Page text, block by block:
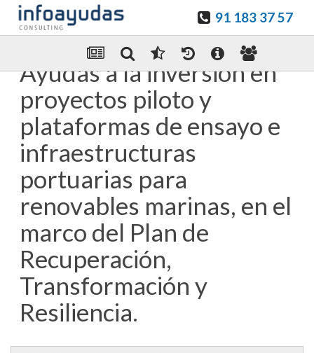
91 183 37 57
Enviar Por email
Ayudas a la inversión en
proyectos piloto y
plataformas de ensayo e
infraestructuras
portuarias para
renovables marinas, en el
marco del Plan de
Recuperación,
Transformación y
Resiliencia.